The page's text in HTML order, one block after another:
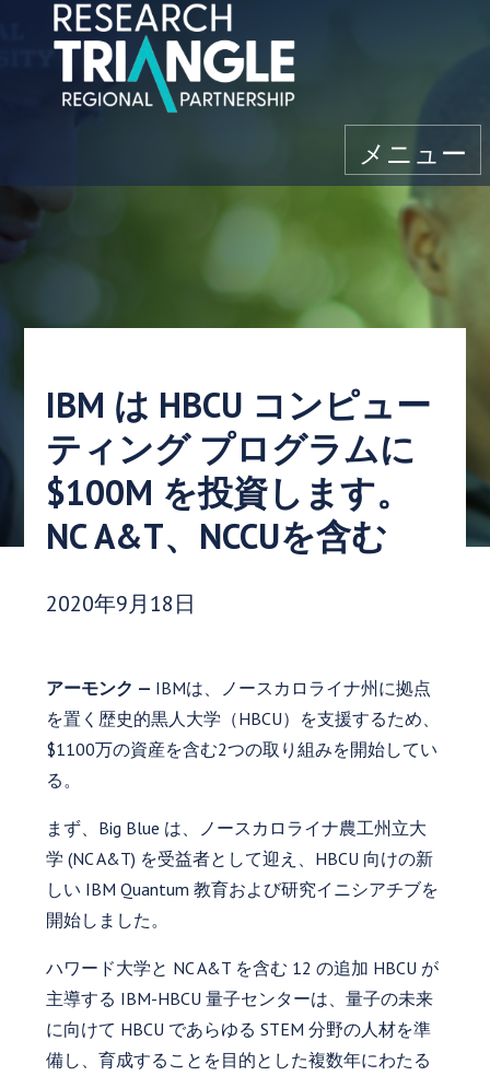
コンテンツにスキップ
メニュー
IBM は HBCU コンピュー
ティング プログラムに
$100M を投資します。
NC A&T、NCCUを含む
発行日:
2020年9月18日
アーモンク — IBMは、ノースカロライナ州に拠点
を置く歴史的黒人大学（HBCU）を支援するため、
$1100万の資産を含む2つの取り組みを開始してい
る。
まず、Big Blue は、ノースカロライナ農工州立大
学 (NC A&T) を受益者として迎え、HBCU 向けの新
しい IBM Quantum 教育および研究イニシアチブを
開始しました。
ハワード大学と NC A&T を含む 12 の追加 HBCU が
主導する IBM-HBCU 量子センターは、量子の未来
に向けて HBCU であらゆる STEM 分野の人材を準
備し、育成することを目的とした複数年にわたる